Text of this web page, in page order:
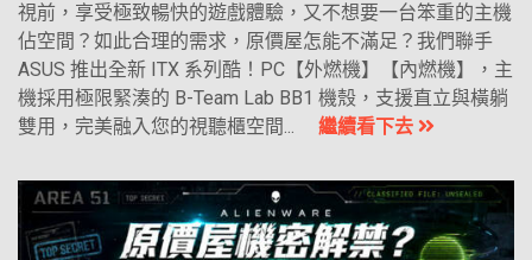
視前，享受極致暢快的遊戲體驗，又不想要一台笨重的主機
佔空間？如此合理的需求，原價屋怎能不滿足？我們聯手
ASUS 推出全新 ITX 系列酷！PC【外燃機】【內燃機】，主
機採用極限緊湊的 B-Team Lab BB1 機殼，支援直立與橫躺
雙用，完美融入您的視聽櫃空間... 繼續看下去